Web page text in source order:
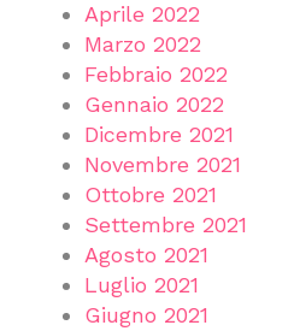
Aprile 2022
Marzo 2022
Febbraio 2022
Gennaio 2022
Dicembre 2021
Novembre 2021
Ottobre 2021
Settembre 2021
Agosto 2021
Luglio 2021
Giugno 2021